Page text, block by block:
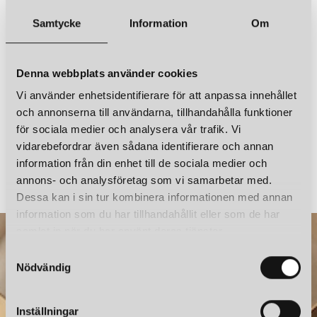
Samtycke Information Om
Denna webbplats använder cookies
Vi använder enhetsidentifierare för att anpassa innehållet
och annonserna till användarna, tillhandahålla funktioner
för sociala medier och analysera vår trafik. Vi
vidarebefordrar även sådana identifierare och annan
information från din enhet till de sociala medier och
annons- och analysföretag som vi samarbetar med.
Dessa kan i sin tur kombinera informationen med annan
information som du har tillhandahållit eller som de har
t
Nödvändig
Inställningar
Sladdlängd
4 m
CESTA EXTERIOR BORDSLAMPA ENGELSK GRÖN
11 760 kr
LÄGG I VARUKORGEN
SANTA & COLE
MORAGAS BORDSLAMPA NATURAL OAK
18 900 kr
SANTA & COLE
16 100 kr